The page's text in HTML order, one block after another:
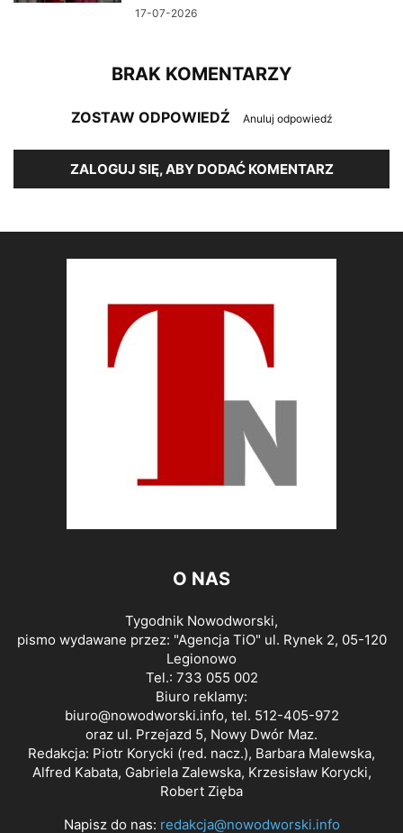
17-07-2026
BRAK KOMENTARZY
ZOSTAW ODPOWIEDŹ Anuluj odpowiedź
ZALOGUJ SIĘ, ABY DODAĆ KOMENTARZ
O NAS
Tygodnik Nowodworski,
pismo wydawane przez: "Agencja TiO" ul. Rynek 2, 05-120
Legionowo
Tel.: 733 055 002
Biuro reklamy:
biuro@nowodworski.info, tel. 512-405-972
oraz ul. Przejazd 5, Nowy Dwór Maz.
Redakcja: Piotr Korycki (red. nacz.), Barbara Malewska,
Alfred Kabata, Gabriela Zalewska, Krzesisław Korycki,
Robert Zięba
Napisz do nas: redakcja@nowodworski.info